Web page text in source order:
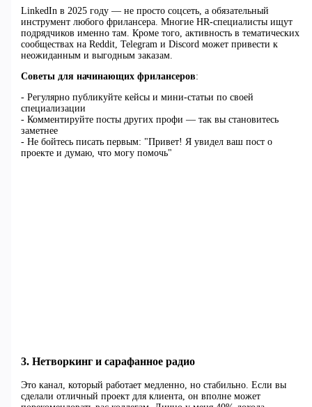
LinkedIn в 2025 году — не просто соцсеть, а обязательный
инструмент любого фрилансера. Многие HR-специалисты ищут
подрядчиков именно там. Кроме того, активность в тематических
сообществах на Reddit, Telegram и Discord может привести к
неожиданным и выгодным заказам.
Советы для начинающих фрилансеров:
- Регулярно публикуйте кейсы и мини-статьи по своей
специализации
- Комментируйте посты других профи — так вы становитесь
заметнее
- Не бойтесь писать первым: "Привет! Я увидел ваш пост о
проекте и думаю, что могу помочь"
3. Нетворкинг и сарафанное радио
Это канал, который работает медленно, но стабильно. Если вы
сделали отличный проект для клиента, он вполне может